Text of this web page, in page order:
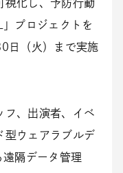
視化し、予防行動
プロジェクトを
日（火）まで実施
フ、出演者、イベ
型ウェアラブルデ
隔データ管理